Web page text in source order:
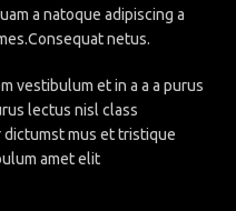
a natoque adipiscing a
netus.
vestibulum et in a a a purus
lectus nisl class
mus et tristique
amet elit